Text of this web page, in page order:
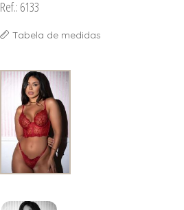
Ref.: 6133
Tabela de medidas